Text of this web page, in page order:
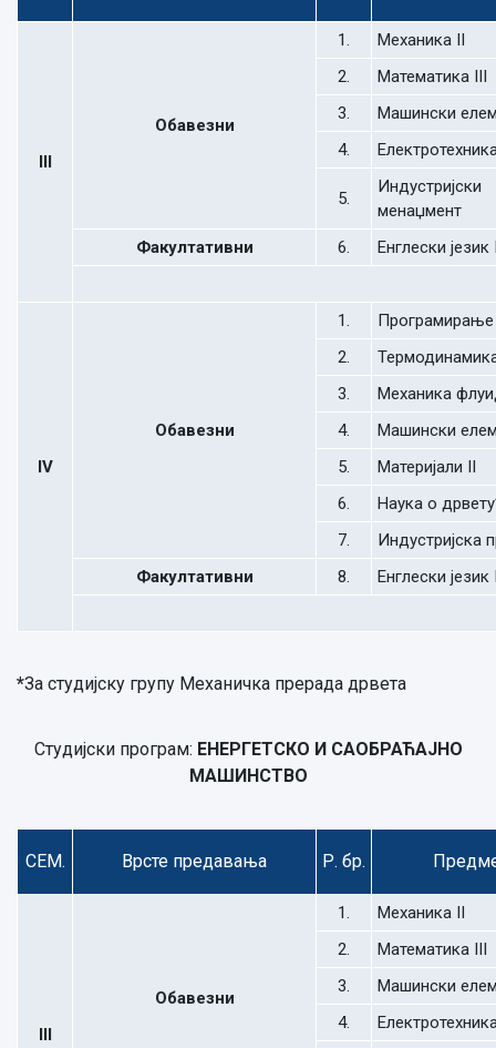
III
Обавезни
1.
Механика II
2.
Математика III
3.
Машински
4.
5.
Индустријски
менаџмент
Факултативни
6. Енглески језик
IV
Обавезни
1.
Програмирање
2.
3.
Механика
4.
Машински
5.
Материјали II
6.
Наука о
7.
Индустријска
Факултативни
8. Енглески језик
*За студијску групу Механичка прерада дрвета
Студијски програм: ЕНЕРГЕТСКО И САОБРАЋАЈНО
МАШИНСТВО
СЕМ. Врсте предавања Р. бр.
III
Обавезни
1.
Механика II
2.
Математика III
3.
Машински
4.